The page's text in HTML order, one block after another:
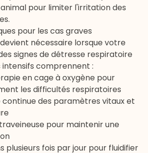
pour limiter l'irritation des
pour les cas graves
nécessaire lorsque votre
signes de détresse respiratoire
intensifs comprennent :
en cage à oxygène pour
les difficultés respiratoires
continue des paramètres vitaux et
pour maintenir une
plusieurs fois par jour pour fluidifier